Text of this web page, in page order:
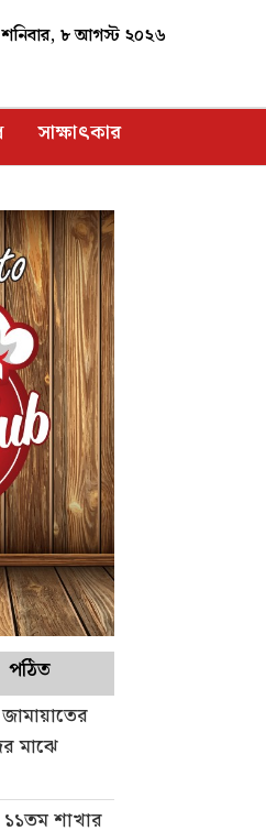
শনিবার, ৮ আগস্ট ২০২৬
সাক্ষাৎকার
পঠিত
মাঝে
১১তম শাখার